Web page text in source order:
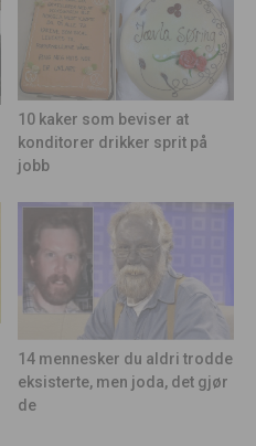
10 kaker som beviser at
konditorer drikker sprit på
jobb
14 mennesker du aldri trodde
eksisterte, men joda, det gjør
de